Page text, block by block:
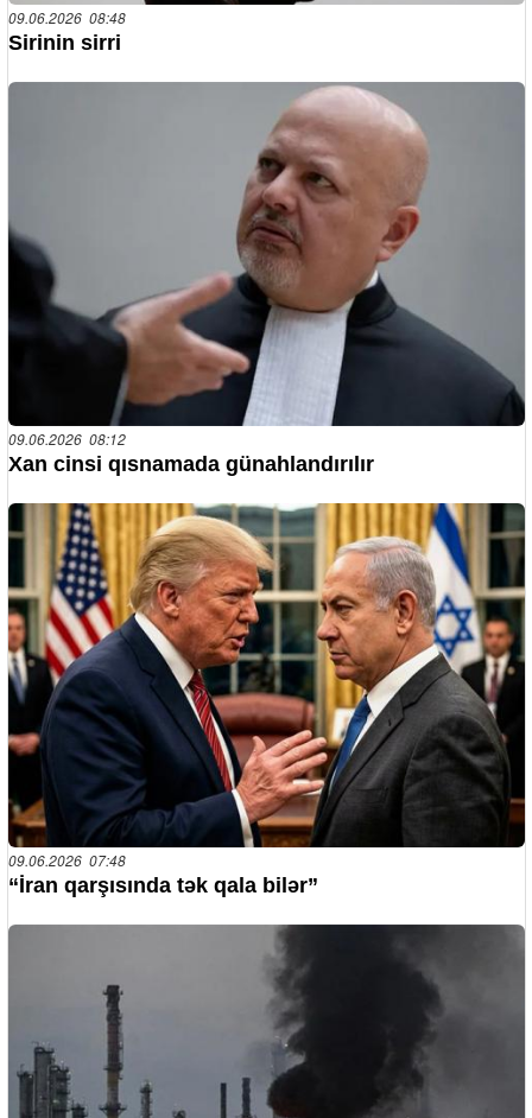
09.06.2026 08:48
Sirinin sirri
09.06.2026 08:12
Xan cinsi qısnamada günahlandırılır
09.06.2026 07:48
“İran qarşısında tək qala bilər”